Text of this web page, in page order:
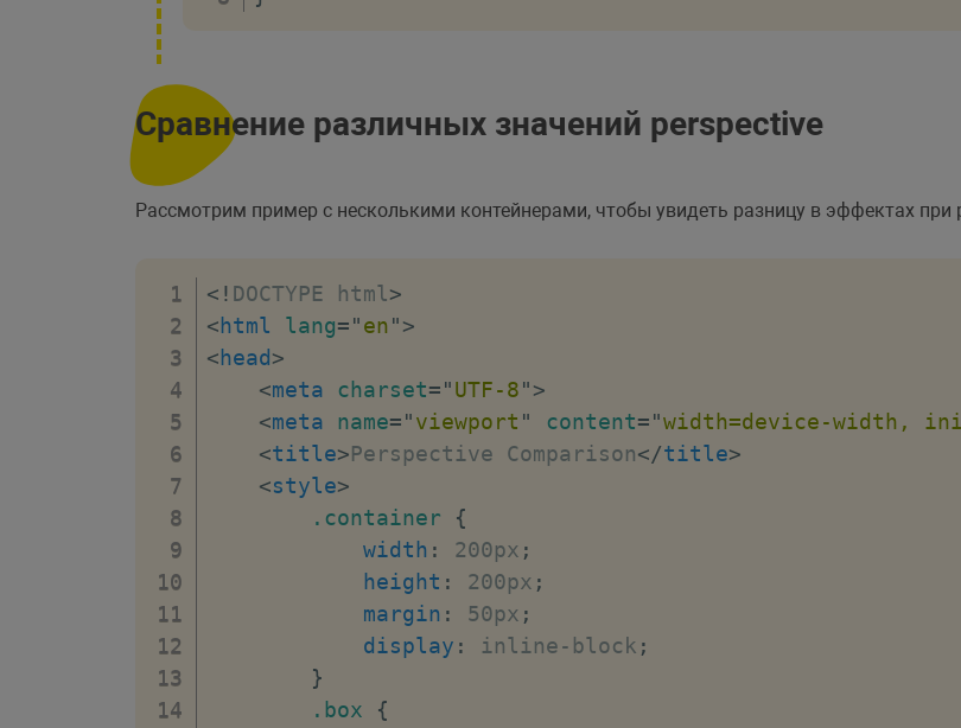
Сравнение различных значений perspective
Рассмотрим пример с несколькими контейнерами, чтобы увидеть разницу в эффектах при
<! DOCTYPE html>
<html lang="en">
<head>
<meta charset="UTF-8">
<meta name="viewport " content="width=device-width,
<title>Perspective Comparison</title>
<style>
.container
{
width : 200px ;
height : 200px ;
margin : 50px ;
display : inline-block ;
}
.box
{